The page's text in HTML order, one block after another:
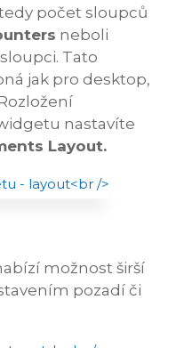
počet sloupců
neboli
Tato
jak pro desktop,
nastavíte
Layout.
možnost širší
pozadí či